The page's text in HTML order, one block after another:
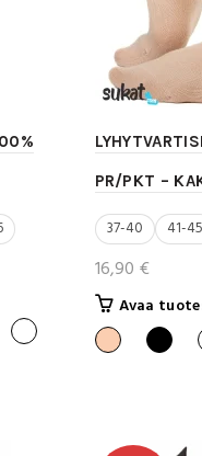
PR/PKT –
37-40 41-45
16,90 €
Avaa